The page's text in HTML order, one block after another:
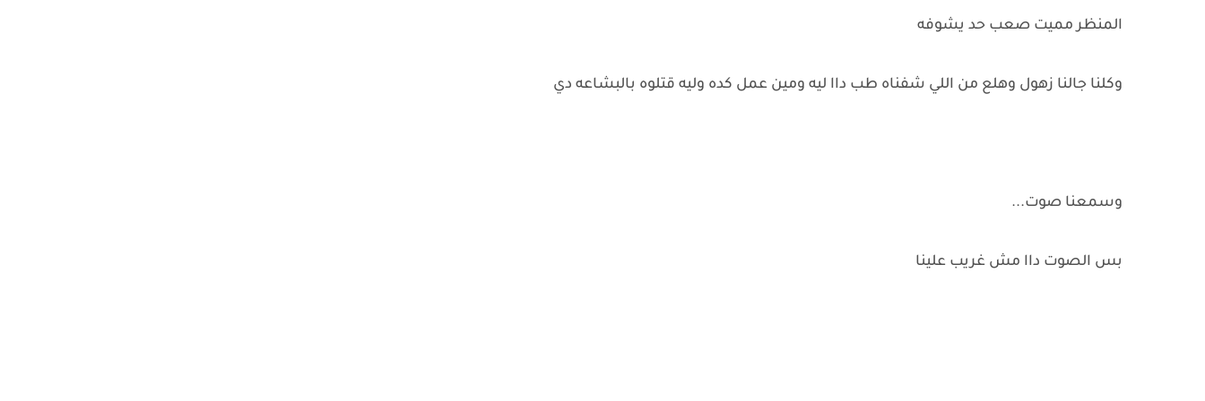
المنظر مميت صعب حد يشوفه
وكلنا جالنا زهول وهلع من اللي شفناه طب داا ليه ومين عمل كده وليه قتلوه بالبشاعه دي
وسمعنا صوت...
بس الصوت داا مش غريب علينا